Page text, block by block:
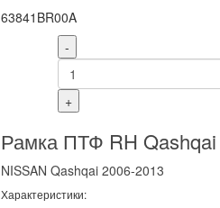
63841BR00A
-
+
Рамка ПТФ RH Qashqai
NISSAN Qashqai 2006-2013
Характеристики: